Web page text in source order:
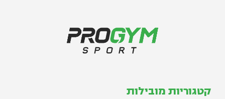
קטגוריות מובילות